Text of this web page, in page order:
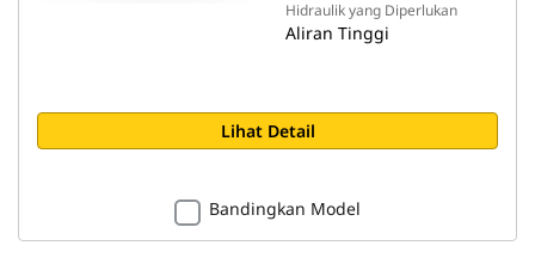
Hidraulik yang Diperlukan
Aliran Tinggi
Lihat Detail
Bandingkan Model